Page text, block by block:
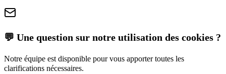
💬 Une question sur notre utilisation des cookies ?
Notre équipe est disponible pour vous apporter toutes les
clarifications nécessaires.